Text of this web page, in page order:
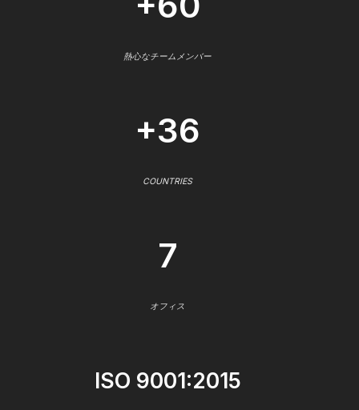
熱心なチームメンバー
+36
COUNTRIES
7
オフィス
ISO 9001:2015